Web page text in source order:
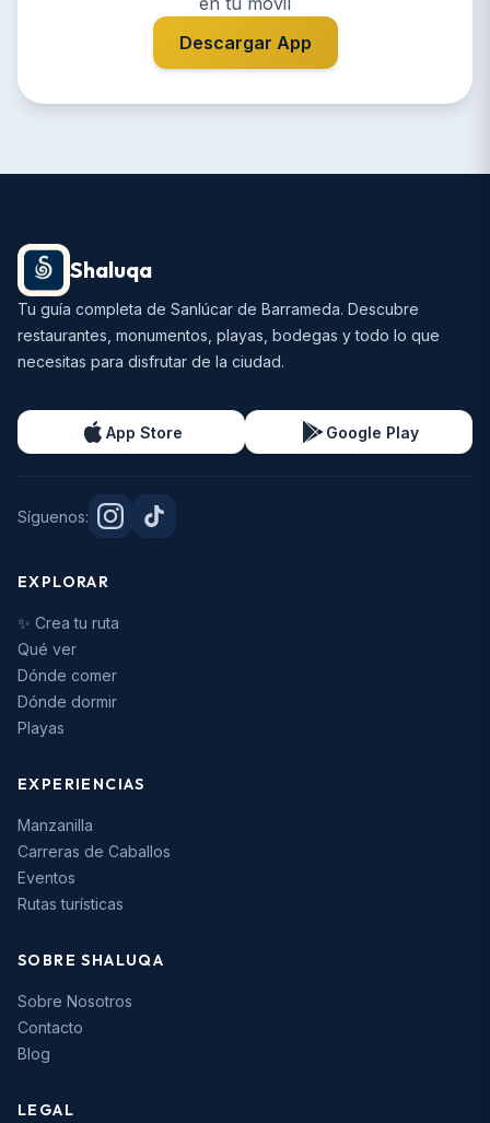
Descargar App
Shaluqa
Tu guía completa de Sanlúcar de Barrameda. Descubre
restaurantes, monumentos, playas, bodegas y todo lo que
necesitas para disfrutar de la ciudad.
App Store Google Play
Síguenos:
EXPLORAR
✨ Crea tu ruta
Qué ver
Dónde comer
Dónde dormir
Playas
EXPERIENCIAS
Manzanilla
Carreras de Caballos
Eventos
Rutas turísticas
SOBRE SHALUQA
Sobre Nosotros
Contacto
Blog
LEGAL